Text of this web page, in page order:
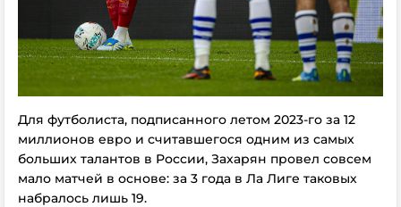
Для футболиста, подписанного летом 2023-го за 12
миллионов евро и считавшегося одним из самых
больших талантов в России, Захарян провел совсем
мало матчей в основе: за 3 года в Ла Лиге таковых
набралось лишь 19.